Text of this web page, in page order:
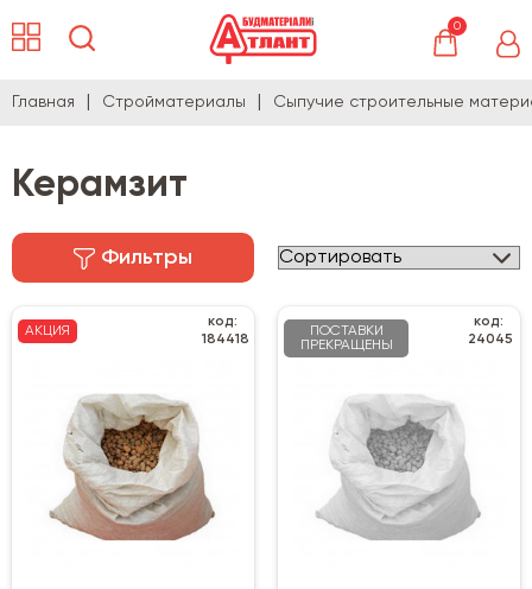
0
Главная Стройматериалы Сыпучие строительные
Керамзит
Фильтры
АКЦИЯ
код:
184418
ПОСТАВКИ
ПРЕКРАЩЕНЫ
код:
24045